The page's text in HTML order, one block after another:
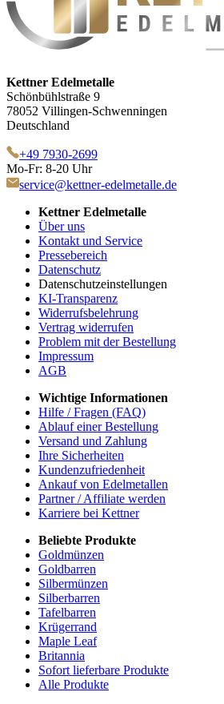
Kettner Edelmetalle
Schönbühlstraße 9
78052 Villingen-Schwenningen
Deutschland
+49 7930-2699
Mo-Fr: 8-20 Uhr
service@kettner-edelmetalle.de
Kettner Edelmetalle
Über uns
Kontakt und Service
Pressebereich
Datenschutz
Datenschutzeinstellungen
KI-Transparenz
Widerrufsbelehrung
Vertrag widerrufen
Problem mit der Bestellung
Impressum
AGB
Wichtige Informationen
Hilfe / Fragen (FAQ)
Ablauf einer Bestellung
Versand und Zahlung
Ihre Sicherheiten
Kundenzufriedenheit
Ankauf von Edelmetallen
Partner / Affiliate werden
Karriere bei Kettner
Beliebte Produkte
Goldmünzen
Goldbarren
Silbermünzen
Silberbarren
Tafelbarren
Krügerrand
Maple Leaf
Britannia
Sofort lieferbare Produkte
Alle Produkte